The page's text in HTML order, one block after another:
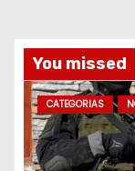
a
s
You missed
CATEGORIAS